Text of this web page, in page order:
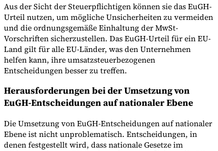
Aus der Sicht der Steuerpflichtigen können sie das EuGH-
Urteil nutzen, um mögliche Unsicherheiten zu vermeiden
und die ordnungsgemäße Einhaltung der MwSt-
Vorschriften sicherzustellen. Das EuGH-Urteil für ein EU-
Land gilt für alle EU-Länder, was den Unternehmen
helfen kann, ihre umsatzsteuerbezogenen
Entscheidungen besser zu treffen.
Herausforderungen bei der Umsetzung von
EuGH-Entscheidungen auf nationaler Ebene
Die Umsetzung von EuGH-Entscheidungen auf nationaler
Ebene ist nicht unproblematisch. Entscheidungen, in
denen festgestellt wird, dass nationale Gesetze im